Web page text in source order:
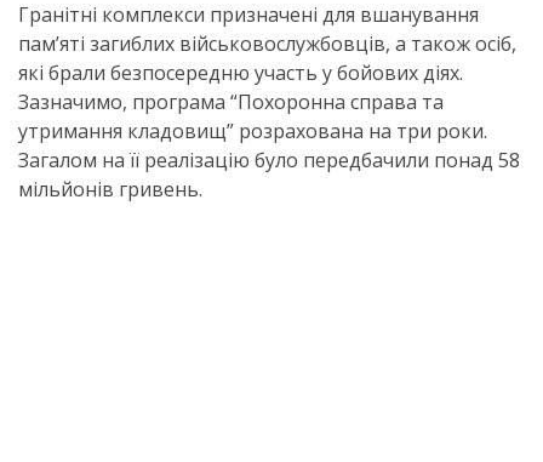
Гранітні комплекси призначені для вшанування
пам’яті загиблих військовослужбовців, а також осіб,
які брали безпосередню участь у бойових діях.
Зазначимо, програма “Похоронна справа та
утримання кладовищ” розрахована на три роки.
Загалом на її реалізацію було передбачили понад 58
мільйонів гривень.